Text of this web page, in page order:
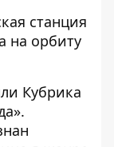
станция
на орбиту
Кубрика